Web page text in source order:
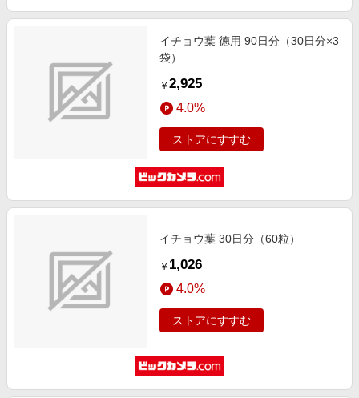
イチョウ葉 徳用 90日分（30日分×3
袋）
￥ 2,925
4.0%
ストアにすすむ
イチョウ葉 30日分（60粒）
￥ 1,026
4.0%
ストアにすすむ